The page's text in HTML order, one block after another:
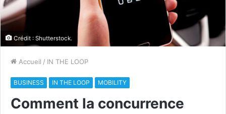
Crédit : Shutterstock.
Accueil / IN THE LOOP
BUSINESS IN THE LOOP MOBILITY
Comment la concurrence